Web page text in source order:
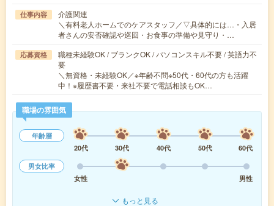
仕事内容
介護関連
＼有料老人ホームでのケアスタッフ／▽具体的には…・入居
者さんの安否確認や巡回・お食事の準備や見守り・…
応募資格
職種未経験OK / ブランクOK / パソコンスキル不要 / 英語力不
要
＼無資格・未経験OK／※年齢不問※50代・60代の方も活躍
中！※履歴書不要・来社不要で電話相談もOK…
職場の雰囲気
年齢層
20代
30代 40代 50代
60代
男女比率
女性
男性
もっと見る